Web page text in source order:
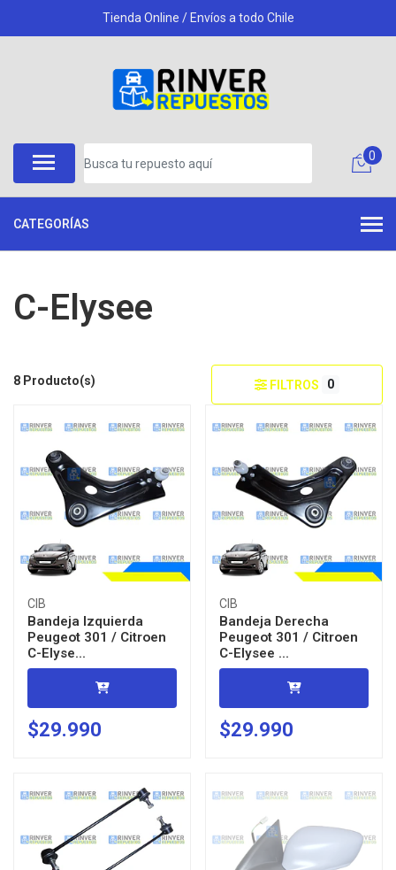
Tienda Online / Envíos a todo Chile
0
CATEGORÍAS
C-Elysee
8 Producto(s) FILTROS 0
CIB
Bandeja Izquierda
Peugeot 301 / Citroen
C-Elyse...
$29.990
CIB
Bandeja Derecha
Peugeot 301 / Citroen
C-Elysee ...
$29.990